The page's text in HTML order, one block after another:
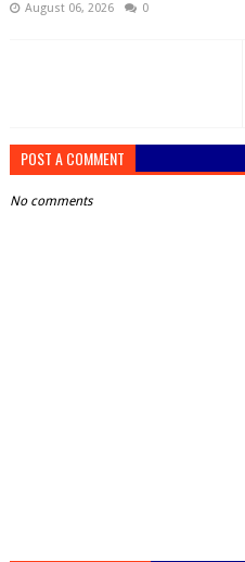
August 06, 2026 0
POST A COMMENT
No comments